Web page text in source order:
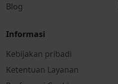
Blog
Informasi
Kebijakan pribadi
Ketentuan Layanan